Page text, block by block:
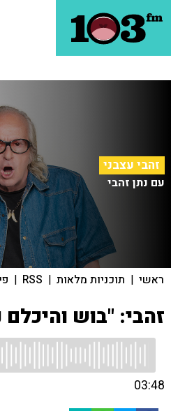
זהבי עצבני
עם נתן זהבי
ראשי | תוכניות מלאות |
RSS
|
זהבי: "בוש
03:48